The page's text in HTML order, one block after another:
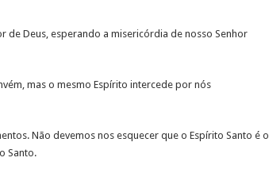
de Deus, esperando a misericórdia de nosso Senhor
mas o mesmo Espírito intercede por nós
Não devemos nos esquecer que o Espírito Santo é o
Santo.